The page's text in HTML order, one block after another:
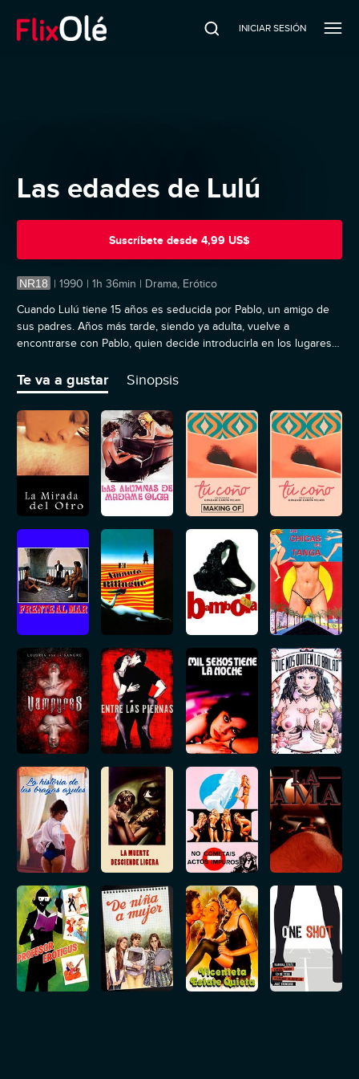
INICIAR SESIÓN
Las edades de Lulú
Suscríbete desde 4,99 US$
NR18 | 1990 | 1h 36min | Drama, Erótico
Cuando Lulú tiene 15 años es seducida por Pablo, un amigo de
sus padres. Años más tarde, siendo ya adulta, vuelve a
encontrarse con Pablo, quien decide introducirla en los lugares
Te va a gustar Sinopsis